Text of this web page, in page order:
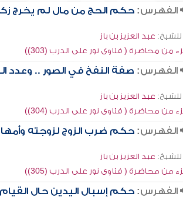
الفهرس: حكم الحج من مال لم يخرج
عبد العزيز بن باز
من محاضرة ( فتاوى نور على الدرب (303))
الفهرس: صفة النفخ في الصور .. وعدد
عبد العزيز بن باز
من محاضرة ( فتاوى نور على الدرب (304))
الفهرس: حكم ضرب الزوج لزوجته وأمها
عبد العزيز بن باز
من محاضرة ( فتاوى نور على الدرب (305))
الفهرس: حكم إسبال اليدين حال